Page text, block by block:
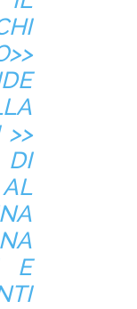
>>
E